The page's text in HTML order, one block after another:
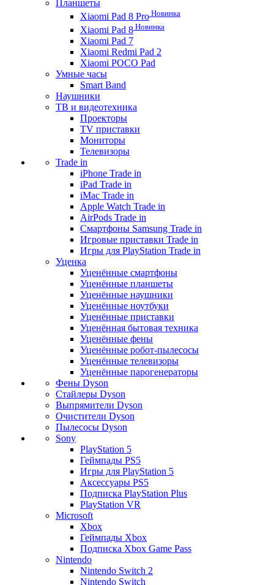
Планшеты
Xiaomi Pad 8 Pro Новинка
Xiaomi Pad 8 Новинка
Xiaomi Pad 7
Xiaomi Redmi Pad 2
Xiaomi POCO Pad
Умные часы
Smart Band
Наушники
ТВ и видеотехника
Проекторы
TV приставки
Мониторы
Телевизоры
Trade in
iPhone Trade in
iPad Trade in
iMac Trade in
Apple Watch Trade in
AirPods Trade in
Смартфоны Samsung Trade in
Игровые приставки Trade in
Игры для PlayStation Trade in
Уценка
Уценённые смартфоны
Уценённые планшеты
Уценённые наушники
Уценённые ноутбуки
Уценённые приставки
Уценённая бытовая техника
Уценённые фены
Уценённые робот-пылесосы
Уценённые телевизоры
Уценённые парогенераторы
Фены Dyson
Стайлеры Dyson
Выпрямители Dyson
Очистители Dyson
Пылесосы Dyson
Sony
PlayStation 5
Геймпады PS5
Игры для PlayStation 5
Аксессуары PS5
Подписка PlayStation Plus
PlayStation VR
Microsoft
Xbox
Геймпады Xbox
Подписка Xbox Game Pass
Nintendo
Nintendo Switch 2
Nintendo Switch